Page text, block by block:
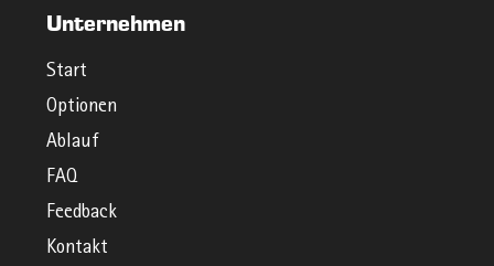
Unternehmen
Start
Optionen
Ablauf
FAQ
Feedback
Kontakt